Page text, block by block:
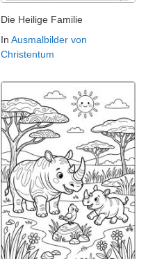
Die Heilige Familie
In Ausmalbilder von
Christentum